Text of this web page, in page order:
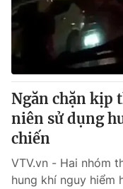
Ngăn chặn kịp
niên sử dụng
chiến
VTV.vn - Hai nhóm
hung khí nguy hiểm